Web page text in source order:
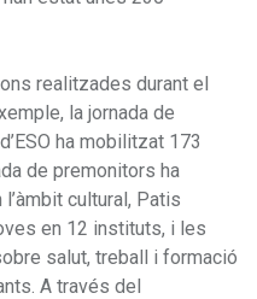
realitzades durant el
la jornada de
ha mobilitzat 173
de premonitors ha
cultural, Patis
en 12 instituts, i les
salut, treball i formació
A través del